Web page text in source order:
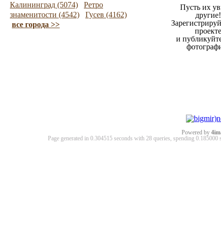
Калининград (5074)
Ретро
знаменитости (4542)
Гусев (4162)
все города >>
Пусть их
другие!
проекте
и
Powered by
Page generated in 0.304515 seconds with 28 queries, spending